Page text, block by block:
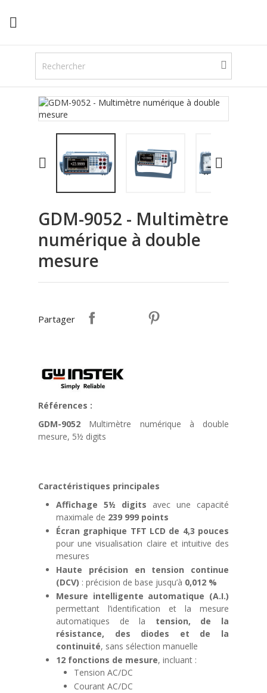

 
GDM-9052 - Multimètre
numérique à double
mesure
Partager
Références :
GDM-9052 Multimètre numérique à double
mesure, 5½ digits
Caractéristiques principales
Affichage 5½ digits avec une capacité
maximale de 239 999 points
Écran graphique TFT LCD de 4,3 pouces
pour une visualisation claire et intuitive des
mesures
Haute précision en tension continue
(DCV) : précision de base jusqu’à 0,012 %
Mesure intelligente automatique (A.I.)
permettant l’identification et la mesure
automatiques de la tension, de la
résistance, des diodes et de la
continuité, sans sélection manuelle
12 fonctions de mesure, incluant :
Tension AC/DC
Courant AC/DC